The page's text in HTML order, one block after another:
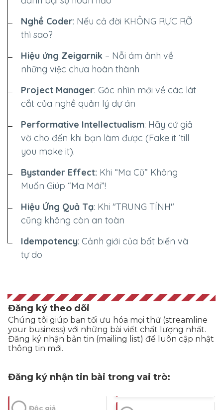
Nghề Coder: Nếu cả đời KHÔNG RỰC RỠ
thì sao?
Hiệu ứng Zeigarnik – Nỗi ám ảnh về
những việc chưa hoàn thành
Project Manager: Góc nhìn mới về các lát
cắt của nghề quản lý dự án
Performative Intellectualism: Hãy cứ giả
vờ cho đến khi bạn làm được (Fake it ‘till
you make it).
Bystander Effect: Khi “Ma Cũ” Không
Muốn Giúp “Ma Mới”!
Hiệu Ứng Quả Tạ: Khi "TRUNG TÍNH"
cũng không còn an toàn
Idempotency: Cảnh giới của bất biến và
tự do
Đăng ký theo dõi
Chúng tôi giúp bạn tối ưu hóa mọi thứ (streamline
your business) với những bài viết chất lượng nhất.
Đăng ký nhận bản tin (mailing list) để luôn cập nhật
thông tin mới.
Đăng ký nhận tin bài trong vai trò:
Độc giả